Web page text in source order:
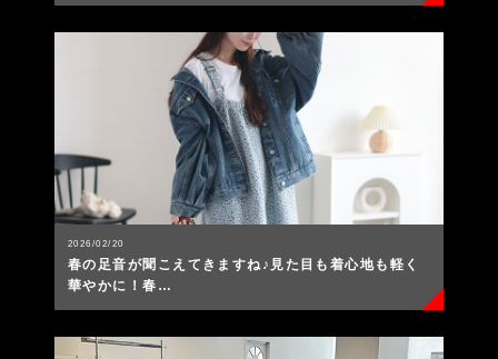
2026/02/20
春の足音が聞こえてきますね♪見た目も着心地も軽く
華やかに！春…